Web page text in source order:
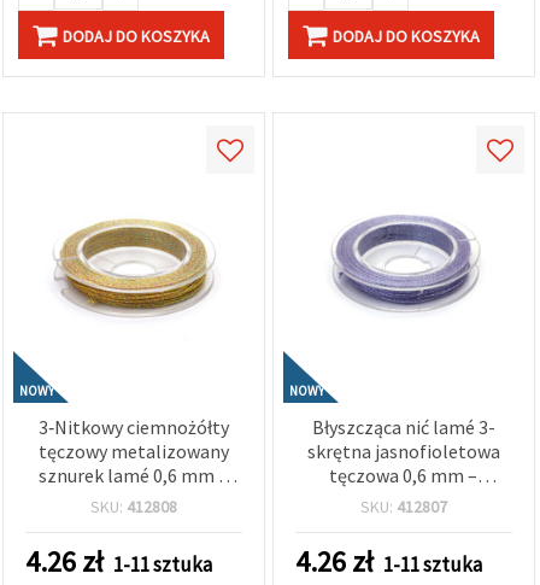
DODAJ DO KOSZYKA DODAJ DO KOSZYKA
NOWY
3‑Nitkowy ciemnożółty
tęczowy metalizowany
sznurek lamé 0,6 mm –
błyszczący, trwały sznurek
metaliczny), rolka ok. 10
m
SKU: 412808
4.26zł 1-11 sztuka
NOWY
Błyszcząca nić lamé 3-
skrętna jasnofioletowa
tęczowa 0,6 mm –
elegancki, miękki i
rękodzieła, ok. 10 m rolka
SKU: 412807
4.26zł 1-11 sztuka